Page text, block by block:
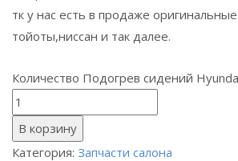
тк у нас есть в продаже
тойоты,ниссан и так далее.
Количество Подогрев сидений
В корзину
Категория: Запчасти салона